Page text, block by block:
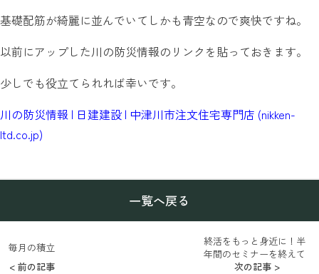
基礎配筋が綺麗に並んでいてしかも青空なので爽快ですね。
以前にアップした川の防災情報のリンクを貼っておきます。
少しでも役立てられれば幸いです。
川の防災情報 | 日建建設 | 中津川市注文住宅専門店 (nikken-
ltd.co.jp)
< 前の記事
毎月の積立
一覧へ戻る
終活をもっと身近に！半
年間のセミナーを終えて
次の記事 >